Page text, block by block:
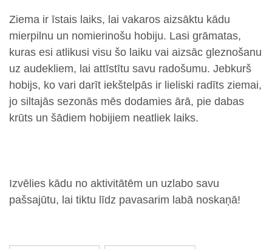
Ziema ir īstais laiks, lai vakaros aizsāktu kādu
mierpilnu un nomierinošu hobiju. Lasi grāmatas,
kuras esi atlikusi visu šo laiku vai aizsāc gleznošanu
uz audekliem, lai attīstītu savu radošumu. Jebkurš
hobijs, ko vari darīt iekštelpās ir lieliski radīts ziemai,
jo siltajās sezonās mēs dodamies ārā, pie dabas
krūts un šādiem hobijiem neatliek laiks.
Izvēlies kādu no aktivitātēm un uzlabo savu
pašsajūtu, lai tiktu līdz pavasarim labā noskaņā!